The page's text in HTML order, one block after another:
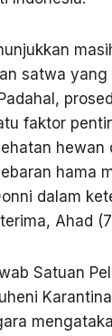
satwa yang
faktor
hewan
hama
dalam
Ahad
Satuan